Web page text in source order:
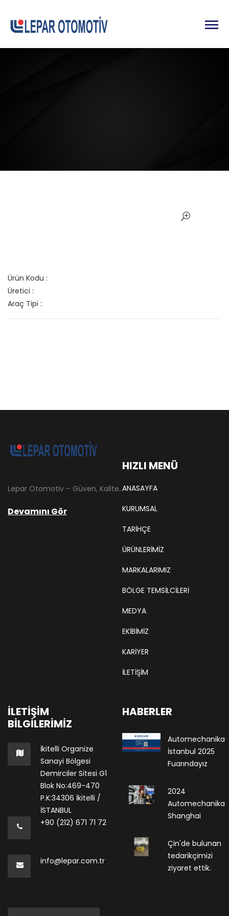
Ürün Kodu :
Üretici :
Araç Tipi :
Lepar Otomotiv – Güven, Kalite ve İstikrarın Adresi Lepar Otomotiv, Türkiye’nin otomotiv yedek parça sektöründe köklü bir geçmişe sahip, yenilikçi ve öncü firmalarından biridir. 1966 yılında Hüsnü Leblebici tarafından Tokat’ta mütevazı bir girişim olarak kurulan firmamız, ilk etapta Ford kamyonları, Ford Otosan minibüsleri ve Anadol marka araçların ünite ve yedek parçalarının satışını gerçekleştirerek sektöre adım atmıştır.
Devamını Gör
HIZLI MENÜ
ANASAYFA
KURUMSAL
TARIHÇE
ÜRÜNLERİMİZ
MARKALARIMIZ
BÖLGE TEMSILCILERI
MEDYA
EKIBIMIZ
KARIYER
İLETİŞİM
İLETIŞIM
BILGILERIMIZ
İkitelli Organize
Sanayi Bölgesi
Demirciler Sitesi G1
Blok No:469-470
P.K:34306 İkitelli /
İSTANBUL
+90 (212) 671 71 72
info@lepar.com.tr
HABERLER
Automechanika
İstanbul 2025
Fuarındayız
2024
Automechanika
Shanghai
Çin'de bulunan
tedarikçimizi
ziyaret ettik.